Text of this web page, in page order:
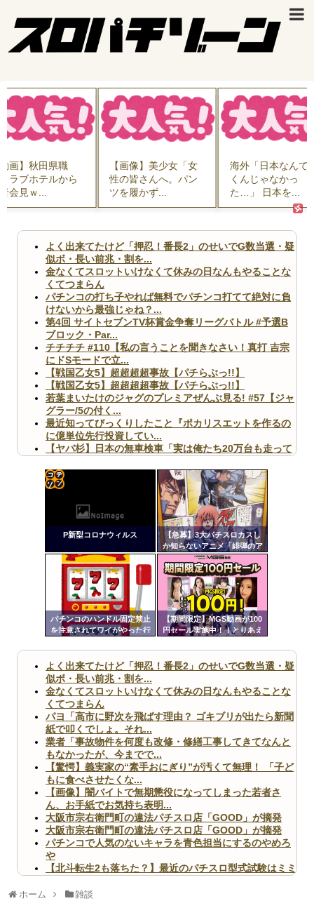
画】秋田県職
ラブホテルから
会見ｗ...
【画像】美少女「女
性の皆さんへ。パン
ツを履かず...
海外「日本なんて
くんじゃなかっ
た…」 日本を...
よく出来てたけど「押忍！番長2」のせいでG数当選・疑
似ボ・長い前兆・割を...
金なくてスロットいけなくて休みの日なんもやることな
くてつまらん
パチンコの打ち子やれば無料でパチンコ打てて絶対に負
けないから最強じゃね？...
第4回 サイトセブンTV杯賞金争奪リーグバトル #予選B
ブロック・Par...
チチチチ #110【私の言うことを聞きなさい！真打 吉宗
にドSモードで立...
【戦国乙女5】超超超超事故【パチらぶっ!!】
【戦国乙女5】超超超超事故【パチらぶっ!!】
若葉まいたけのジャグのプレミアぜんぶ見る! #57【ジャ
グラー/5の付く...
最近知ってびっくりしたこと『ポカリスエットを作るの
に億単位先行投資してい...
【ヤバ杉】日本の無車検車「実は俺たち20万台も走って
【閲覧注意】俺が近くにいると機械が壊れるんだけどさ
【画像】ペプシコーラ社、「こういうのでいいんだよ」
Powered by livedoor 相互RSS
P新型コロナウィルス
【急募】3大パチスロカスし
か知らないアニメ「緋弾のア
リア」「百花繚乱サムライガ
ールズ」
パチンコのハンドル固定禁止
を注意されてワイがやった行
【期間限定】MGS動画が100
円セール実施中！！とりあえ
定リ
ンク
自動
更新
ツー
よく出来てたけど「押忍！番長2」のせいでG数当選・疑
似ボ・長い前兆・割を...
金なくてスロットいけなくて休みの日なんもやることな
くてつまらん
パヨ「高市に野次を飛ばす理由？ ゴキブリが出たら新聞
紙で叩くでしょ。それ...
業者「事故物件を何度も改修・修繕工事してきてなんと
もなかったが、今までで...
【驚愕】義実家の“素手おにぎり”が汚くて無理！ 「子ど
もに食べさせたくな...
【画像】闇バイトで無期懲役になってしまった若者さ
ん、お手紙でお気持ち表明...
大阪市宗右衛門町の違法パチスロ店「GOOD」が摘発
大阪市宗右衛門町の違法パチスロ店「GOOD」が摘発
パチンコで人気のないキャラを青色担当にするのやめろ
や
【北斗転生2も落ちた？】最近のパチスロ型式試験はミミ
無職のパチンコカス(22)なんやが、ワイの人生どれくら
ホーム 雑談